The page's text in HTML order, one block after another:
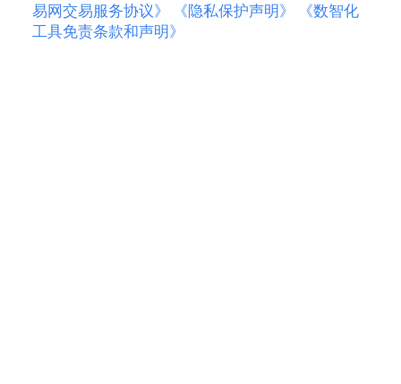
易网交易服务协议》
《隐私保护声明》
《数智化
工具免责条款和声明》